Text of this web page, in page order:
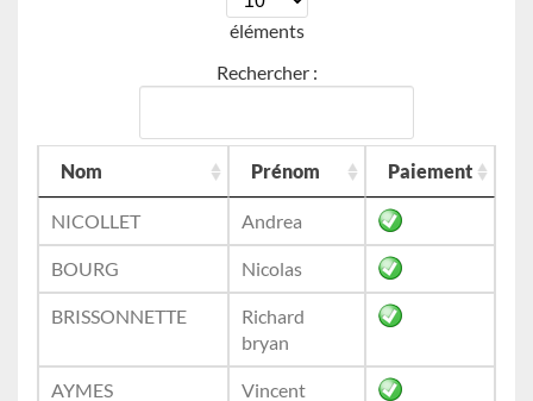
éléments
Rechercher :
Nom Prénom Paiement
NICOLLET Andrea
BOURG Nicolas
BRISSONNETTE
Richard
bryan
AYMES Vincent